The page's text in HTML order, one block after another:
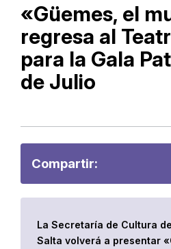
«Güemes, el
regresa al
para la Gala
de Julio
Compartir:
La Secretaría de Cultura
Salta volverá a presentar